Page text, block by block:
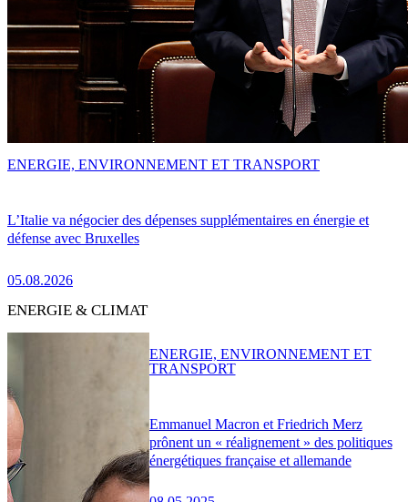
L’Italie va négocier des dépenses supplémentaires en énergie et
défense avec Bruxelles
05.08.2026
ENERGIE, ENVIRONNEMENT ET TRANSPORT
ENERGIE & CLIMAT
Emmanuel Macron et Friedrich Merz
prônent un « réalignement » des politiques
énergétiques française et allemande
ENERGIE, ENVIRONNEMENT ET
TRANSPORT